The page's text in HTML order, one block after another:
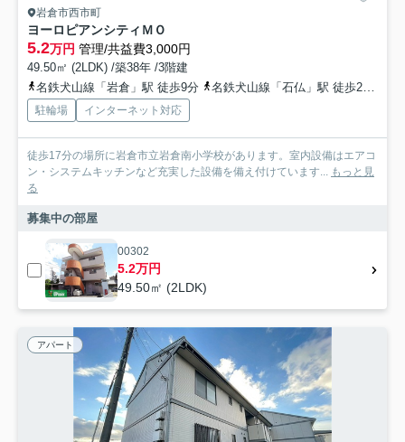
岩倉市西市町
ヨーロピアンシティＭＯ
5.2万円 管理/共益費3,000円
49.50㎡ (2LDK) /築38年 /3階建
名鉄犬山線「岩倉」駅 徒歩9分
名鉄犬山線「石仏」駅 徒歩23分
駐輪場 インターネット対応
徒歩17分の場所に岩倉市立岩倉南小学校があります。室内設備はエアコ
ン・システムキッチンなど充実した設備を備え付けています... もっと見
る
募集中の部屋
00302
5.2万円
49.50㎡ (2LDK)
アパート